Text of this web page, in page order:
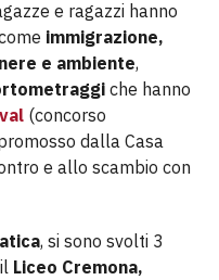
e ragazzi hanno
immigrazione,
e ambiente,
che hanno
(concorso
dalla Casa
e allo scambio con
, si sono svolti 3
Liceo Cremona,